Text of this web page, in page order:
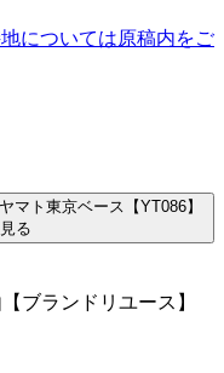
については原稿内をご
マト東京ベース【YT086】
る
ブランドリユース】